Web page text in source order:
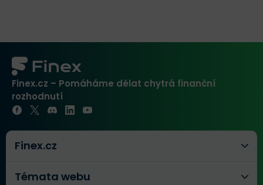
Finex.cz – Pomáháme dělat chytrá finanční
rozhodnutí
Finex.cz
Témata webu